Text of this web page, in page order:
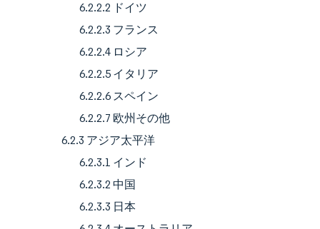
6.2.2.2 ドイツ
6.2.2.3 フランス
6.2.2.4 ロシア
6.2.2.5 イタリア
6.2.2.6 スペイン
6.2.2.7 欧州その他
6.2.3 アジア太平洋
6.2.3.1 インド
6.2.3.2 中国
6.2.3.3 日本